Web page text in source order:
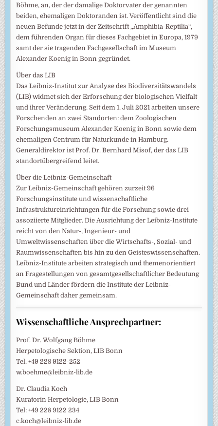
Böhme, an, der der damalige Doktorvater der genannten
beiden, ehemaligen Doktoranden ist. Veröffentlicht sind die
neuen Befunde jetzt in der Zeitschrift „Amphibia-Reptilia“,
dem führenden Organ für dieses Fachgebiet in Europa, 1979
samt der sie tragenden Fachgesellschaft im Museum
Alexander Koenig in Bonn gegründet.
Über das LIB
Das Leibniz-Institut zur Analyse des Biodiversitätswandels
(LIB) widmet sich der Erforschung der biologischen Vielfalt
und ihrer Veränderung. Seit dem 1. Juli 2021 arbeiten unsere
Forschenden an zwei Standorten: dem Zoologischen
Forschungsmuseum Alexander Koenig in Bonn sowie dem
ehemaligen Centrum für Naturkunde in Hamburg.
Generaldirektor ist Prof. Dr. Bernhard Misof, der das LIB
standortübergreifend leitet.
Über die Leibniz-Gemeinschaft
Zur Leibniz-Gemeinschaft gehören zurzeit 96
Forschungsinstitute und wissenschaftliche
Infrastruktureinrichtungen für die Forschung sowie drei
assoziierte Mitglieder. Die Ausrichtung der Leibniz-Institute
reicht von den Natur-, Ingenieur- und
Umweltwissenschaften über die Wirtschafts-, Sozial- und
Raumwissenschaften bis hin zu den Geisteswissenschaften.
Leibniz-Institute arbeiten strategisch und themenorientiert
an Fragestellungen von gesamtgesellschaftlicher Bedeutung
Bund und Länder fördern die Institute der Leibniz-
Gemeinschaft daher gemeinsam.
Wissenschaftliche Ansprechpartner:
Prof. Dr. Wolfgang Böhme
Herpetologische Sektion, LIB Bonn
Tel. +49 228 9122-252
w.boehme@leibniz-lib.de
Dr. Claudia Koch
Kuratorin Herpetologie, LIB Bonn
Tel: +49 228 9122 234
c.koch@leibniz-lib.de